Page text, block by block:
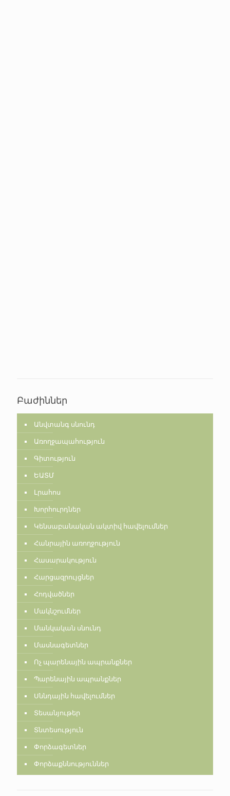
Բաժիններ
Անվտանգ սնունդ
Առողջապահություն
Գիտություն
ԵԱՏՄ
Լրահոս
Խորհուրդներ
Կենսաբանական ակտիվ հավելումներ
Հանրային առողջություն
Հասարակություն
Հարցազրույցներ
Հոդվածներ
Մակնշումներ
Մանկական սնունդ
Մասնագետներ
Ոչ պարենային ապրանքներ
Պարենային ապրանքներ
Սննդային հավելումներ
Տեսանյութեր
Տնտեսություն
Փորձագետներ
Փորձաքննություններ